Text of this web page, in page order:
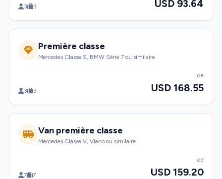
3 3 USD 93.64
Première classe
Mercedes Classe S, BMW Série 7 ou similaire
3 3
de
USD 168.55
Van première classe
Mercedes Classe V, Viano ou similaire
7 7
de
USD 159.20